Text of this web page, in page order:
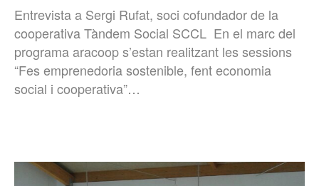
Entrevista a Sergi Rufat, soci cofundador de la
cooperativa Tàndem Social SCCL En el marc del
programa aracoop s’estan realitzant les sessions
“Fes emprenedoria sostenible, fent economia
social i cooperativa”…